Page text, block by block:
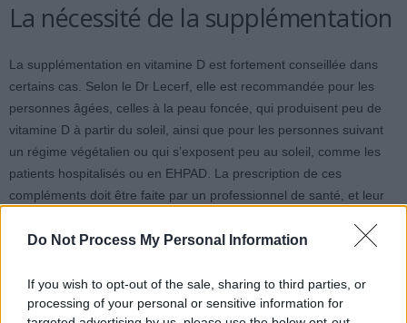
Do Not Process My Personal Information
If you wish to opt-out of the sale, sharing to third parties, or
processing of your personal or sensitive information for
La nécessité de la supplémentation
La supplémentation en vitamine D est fortement conseillée dans
certains cas. Selon le Dr Lecerf, elle est recommandée pour les
personnes âgées, celles à la peau foncée, qui produisent peu de
vitamine D à partir du soleil, ainsi que pour les personnes suivant
un régime végétalien ou qui s’exposent peu au soleil, comme les
patients hospitalisés ou en EHPAD. La prescription de ces
compléments doit être faite par un professionnel de santé, et leur
hauteur de 65 %.